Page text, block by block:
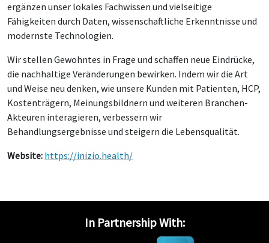
ergänzen unser lokales Fachwissen und vielseitige
Fähigkeiten durch Daten, wissenschaftliche Erkenntnisse und
modernste Technologien.
Wir stellen Gewohntes in Frage und schaffen neue Eindrücke,
die nachhaltige Veränderungen bewirken. Indem wir die Art
und Weise neu denken, wie unsere Kunden mit Patienten, HCP,
Kostenträgern, Meinungsbildnern und weiteren Branchen-
Akteuren interagieren, verbessern wir
Behandlungsergebnisse und steigern die Lebensqualität.
Website: https://inizio.health/
In Partnership With: